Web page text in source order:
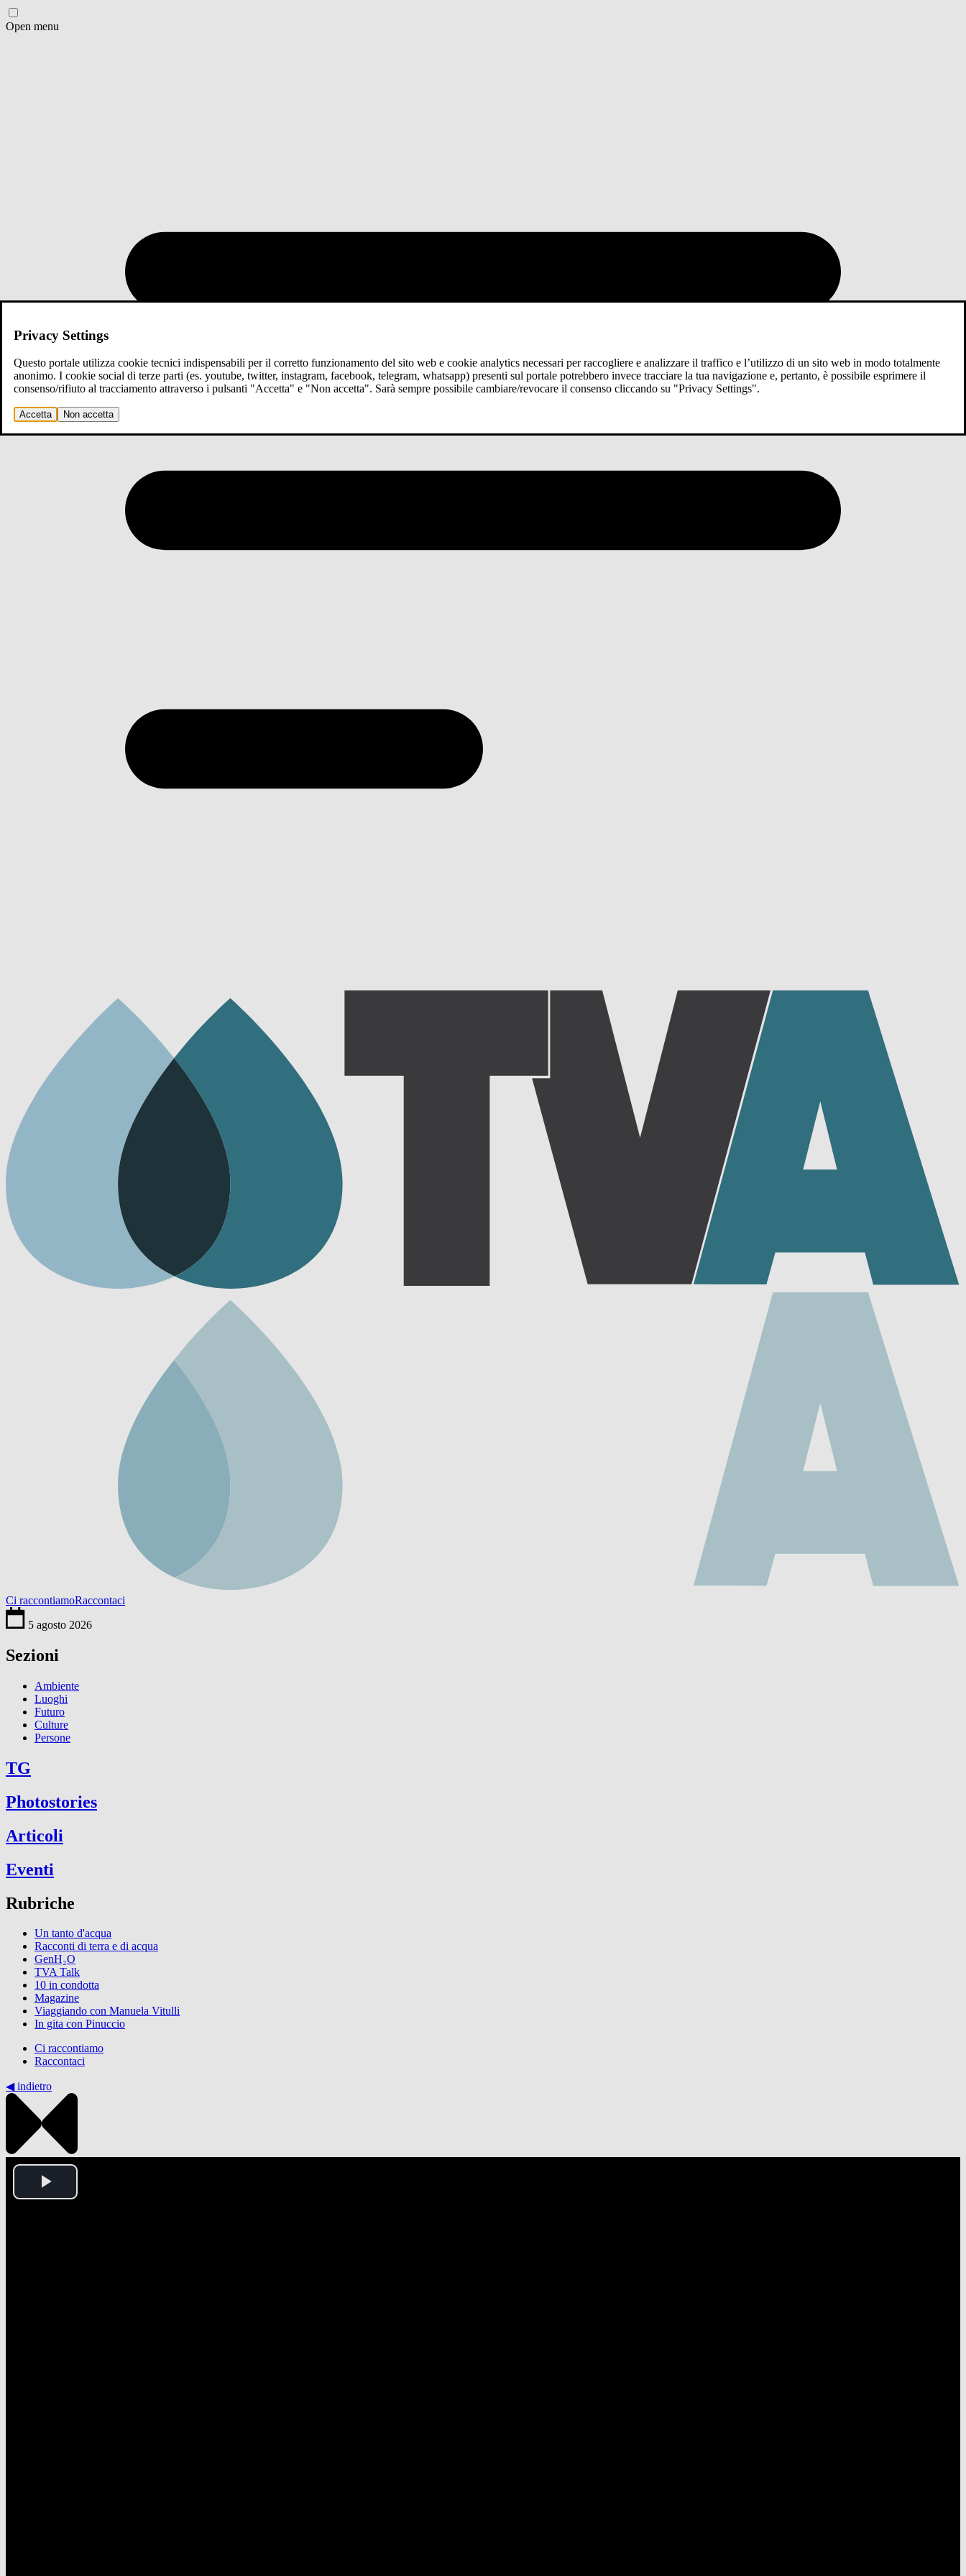
Open menu
Ci raccontiamoRaccontaci
5 agosto 2026
Sezioni
Ambiente
Luoghi
Futuro
Culture
Persone
TG
Photostories
Articoli
Eventi
Rubriche
Un tanto d'acqua
Racconti di terra e di acqua
GenH₂O
TVA Talk
10 in condotta
Magazine
Viaggiando con Manuela Vitulli
In gita con Pinuccio
Ci raccontiamo
Raccontaci
◀︎ indietro
Play
Privacy Settings
Questo portale utilizza cookie tecnici indispensabili per il corretto funzionamento del sito web e cookie analytics necessari per raccogliere e analizzare il traffico e l’utilizzo di un sito web in modo totalmente
anonimo. I cookie social di terze parti (es. youtube, twitter, instagram, facebook, telegram, whatsapp) presenti sul portale potrebbero invece tracciare la tua navigazione e, pertanto, è possibile esprimere il
consenso/rifiuto al tracciamento attraverso i pulsanti "Accetta" e "Non accetta". Sarà sempre possibile cambiare/revocare il consenso cliccando su "Privacy Settings".
Accetta Non accetta